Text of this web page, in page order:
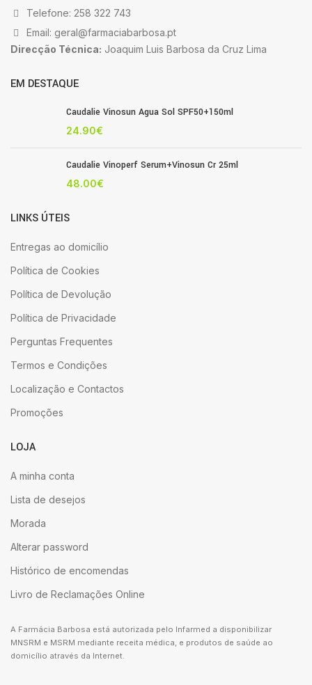
Telefone: 258 322 743
Email: geral@farmaciabarbosa.pt
Direcção Técnica: Joaquim Luis Barbosa da Cruz Lima
EM DESTAQUE
Caudalie Vinosun Agua Sol SPF50+150ml
24.90€
Caudalie Vinoperf Serum+Vinosun Cr 25ml
48.00€
LINKS ÚTEIS
Entregas ao domicílio
Política de Cookies
Política de Devolução
Política de Privacidade
Perguntas Frequentes
Termos e Condições
Localização e Contactos
Promoções
LOJA
A minha conta
Lista de desejos
Morada
Alterar password
Histórico de encomendas
Livro de Reclamações Online
A Farmácia Barbosa está autorizada pelo Infarmed a disponibilizar
MNSRM e MSRM mediante receita médica, e produtos de saúde ao
domicílio através da Internet.